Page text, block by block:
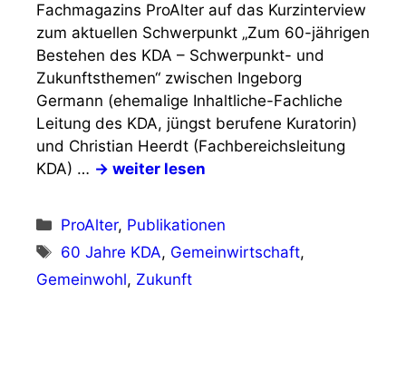
Fachmagazins ProAlter auf das Kurzinterview
zum aktuellen Schwerpunkt „Zum 60-jährigen
Bestehen des KDA – Schwerpunkt- und
Zukunftsthemen“ zwischen Ingeborg
Germann (ehemalige Inhaltliche-Fachliche
Leitung des KDA, jüngst berufene Kuratorin)
und Christian Heerdt (Fachbereichsleitung
KDA) … → weiter lesen
Kategorien
ProAlter, Publikationen
Schlagwörter
60 Jahre KDA, Gemeinwirtschaft,
Gemeinwohl, Zukunft